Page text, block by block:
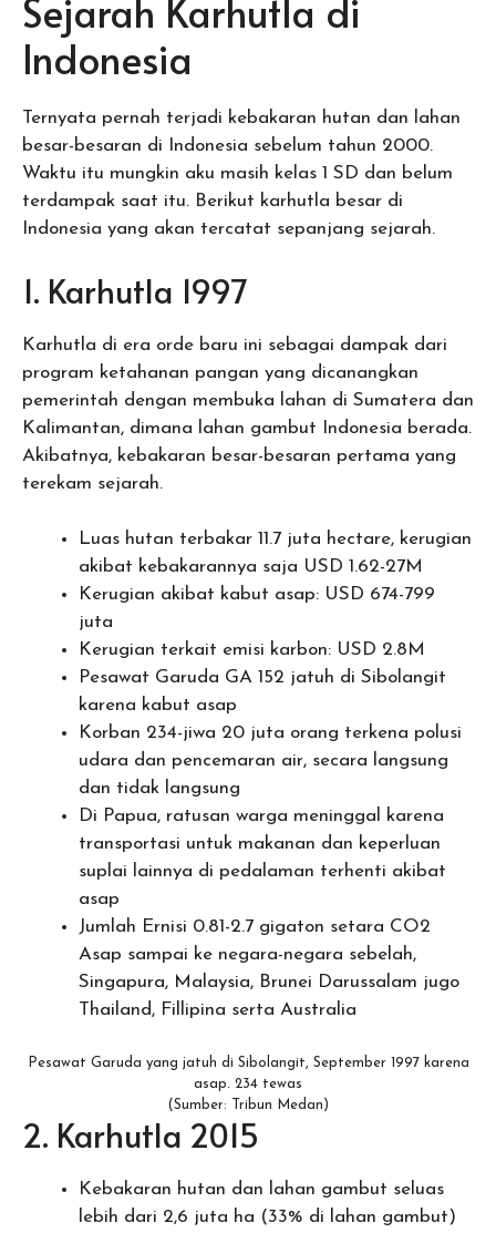
Sejarah Karhutla di
Indonesia
Ternyata pernah terjadi kebakaran hutan dan lahan
besar-besaran di Indonesia sebelum tahun 2000.
Waktu itu mungkin aku masih kelas 1 SD dan belum
terdampak saat itu. Berikut karhutla besar di
Indonesia yang akan tercatat sepanjang sejarah.
1. Karhutla 1997
Karhutla di era orde baru ini sebagai dampak dari
program ketahanan pangan yang dicanangkan
pemerintah dengan membuka lahan di Sumatera dan
Kalimantan, dimana lahan gambut Indonesia berada.
Akibatnya, kebakaran besar-besaran pertama yang
terekam sejarah.
Luas hutan terbakar 11.7 juta hectare, kerugian
akibat kebakarannya saja USD 1.62-27M
Kerugian akibat kabut asap: USD 674-799
juta
Kerugian terkait emisi karbon: USD 2.8M
Pesawat Garuda GA 152 jatuh di Sibolangit
karena kabut asap
Korban 234-jiwa 20 juta orang terkena polusi
udara dan pencemaran air, secara langsung
dan tidak langsung
Di Papua, ratusan warga meninggal karena
transportasi untuk makanan dan keperluan
suplai lainnya di pedalaman terhenti akibat
asap
Jumlah Ernisi 0.81-2.7 gigaton setara CO2
Asap sampai ke negara-negara sebelah,
Singapura, Malaysia, Brunei Darussalam jugo
Thailand, Fillipina serta Australia
Pesawat Garuda yang jatuh di Sibolangit, September 1997 karena
asap. 234 tewas
(Sumber: Tribun Medan)
2. Karhutla 2015
Kebakaran hutan dan lahan gambut seluas
lebih dari 2,6 juta ha (33% di lahan gambut)